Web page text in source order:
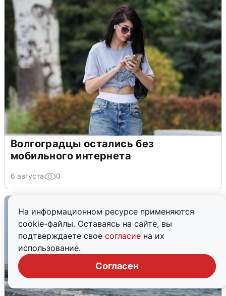
На информационном ресурсе применяются
cookie-файлы. Оставаясь на сайте, вы
подтверждаете свое согласие на их
использование.
Согласен
Волгоградцы остались без
мобильного интернета
6 августа 0